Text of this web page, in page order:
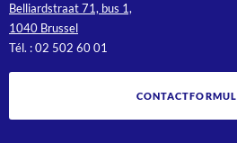
Belliardstraat 71, bus 1,
1040 Brussel
Tél. : 02 502 60 01